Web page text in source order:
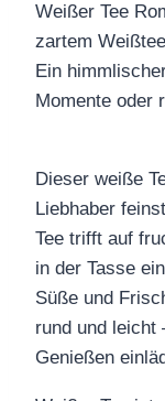
Weißer Tee
zartem
Ein
Momente oder
Dieser weiße
Liebhaber
Tee trifft auf
in der Tasse
Süße und
rund und leicht
Genießen